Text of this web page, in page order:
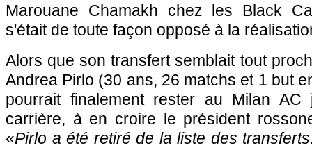
Marouane Chamakh chez les Black
s'était de toute façon opposé à la
Alors que son transfert semblait tout
Andrea Pirlo (30 ans, 26 matchs et 1 but
pourrait finalement rester au Milan
carrière, à en croire le président
«Pirlo a été retiré de la liste des